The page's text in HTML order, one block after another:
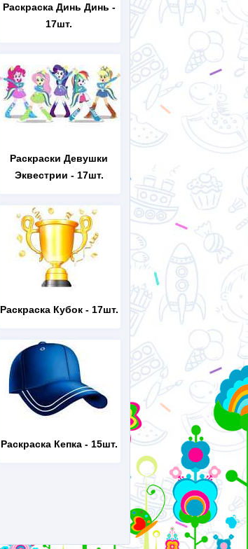
Раскраска Динь Динь -
17шт.
Раскраски Девушки
Эквестрии - 17шт.
Раскраска Кубок- 17шт.
Раскраска Кепка- 15шт.